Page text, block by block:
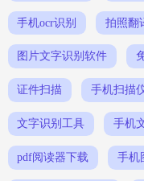
手机ocr识别 拍照翻
图片文字识别软件
证件扫描 手机扫描
文字识别工具 手机
pdf阅读器下载 手机